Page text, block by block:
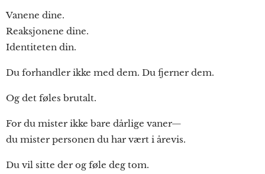
Vanene dine.
Reaksjonene dine.
Identiteten din.
Du forhandler ikke med dem. Du fjerner dem.
Og det føles brutalt.
For du mister ikke bare dårlige vaner—
du mister personen du har vært i årevis.
Du vil sitte der og føle deg tom.